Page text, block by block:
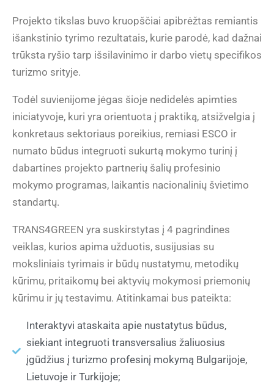
Projekto tikslas buvo kruopščiai apibrėžtas remiantis
išankstinio tyrimo rezultatais, kurie parodė, kad dažnai
trūksta ryšio tarp išsilavinimo ir darbo vietų specifikos
turizmo srityje.
Todėl suvienijome jėgas šioje nedidelės apimties
iniciatyvoje, kuri yra orientuota į praktiką, atsižvelgia į
konkretaus sektoriaus poreikius, remiasi ESCO ir
numato būdus integruoti sukurtą mokymo turinį į
dabartines projekto partnerių šalių profesinio
mokymo programas, laikantis nacionalinių švietimo
standartų.
TRANS4GREEN yra suskirstytas į 4 pagrindines
veiklas, kurios apima užduotis, susijusias su
moksliniais tyrimais ir būdų nustatymu, metodikų
kūrimu, pritaikomų bei aktyvių mokymosi priemonių
kūrimu ir jų testavimu. Atitinkamai bus pateikta:
Interaktyvi ataskaita apie nustatytus būdus,
siekiant integruoti transversalius žaliuosius
įgūdžius į turizmo profesinį mokymą Bulgarijoje,
Lietuvoje ir Turkijoje;